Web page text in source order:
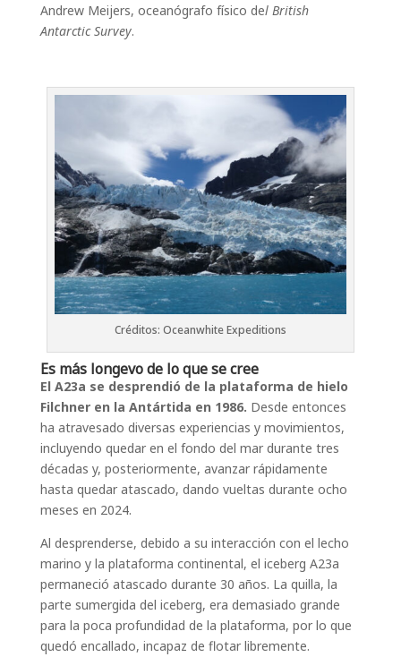
Andrew Meijers, oceanógrafo físico del British
Antarctic Survey.
Créditos: Oceanwhite Expeditions
Es más longevo de lo que se cree
El A23a se desprendió de la plataforma de hielo
Filchner en la Antártida en 1986. Desde entonces
ha atravesado diversas experiencias y movimientos,
incluyendo quedar en el fondo del mar durante tres
décadas y, posteriormente, avanzar rápidamente
hasta quedar atascado, dando vueltas durante ocho
meses en 2024.
Al desprenderse, debido a su interacción con el lecho
marino y la plataforma continental, el iceberg A23a
permaneció atascado durante 30 años. La quilla, la
parte sumergida del iceberg, era demasiado grande
para la poca profundidad de la plataforma, por lo que
quedó encallado, incapaz de flotar libremente.